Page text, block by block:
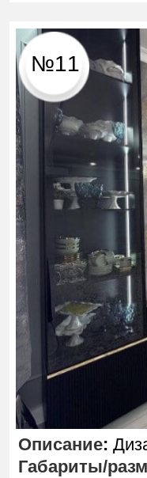
№11
Описание:
Габариты/